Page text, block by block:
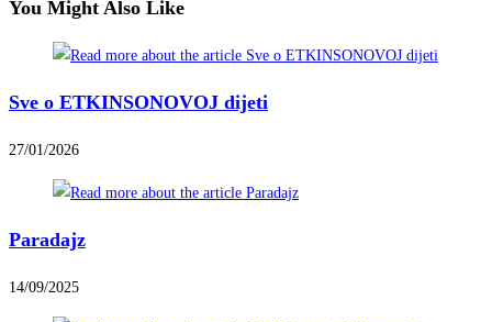
You Might Also Like
Sve o ETKINSONOVOJ dijeti
27/01/2026
Paradajz
14/09/2025